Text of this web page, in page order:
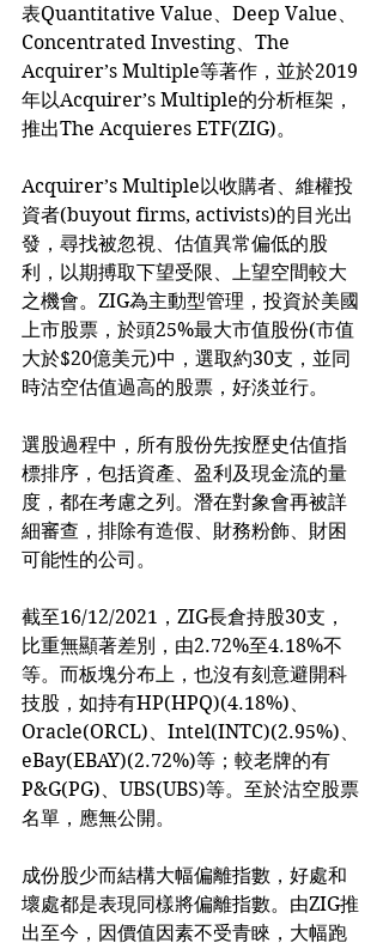
表Quantitative Value、Deep Value、
Concentrated Investing、The
Acquirer’s Multiple等著作，並於2019
年以Acquirer’s Multiple的分析框架，
推出The Acquieres ETF(ZIG)。
Acquirer’s Multiple以收購者、維權投
資者(buyout firms, activists)的目光出
發，尋找被忽視、估值異常偏低的股
利，以期搏取下望受限、上望空間較大
之機會。ZIG為主動型管理，投資於美國
上市股票，於頭25%最大市值股份(市值
大於$20億美元)中，選取約30支，並同
時沽空估值過高的股票，好淡並行。
選股過程中，所有股份先按歷史估值指
標排序，包括資產、盈利及現金流的量
度，都在考慮之列。潛在對象會再被詳
細審查，排除有造假、財務粉飾、財困
可能性的公司。
截至16/12/2021，ZIG長倉持股30支，
比重無顯著差別，由2.72%至4.18%不
等。而板塊分布上，也沒有刻意避開科
技股，如持有HP(HPQ)(4.18%)、
Oracle(ORCL)、Intel(INTC)(2.95%)、
eBay(EBAY)(2.72%)等；較老牌的有
P&G(PG)、UBS(UBS)等。至於沽空股票
名單，應無公開。
成份股少而結構大幅偏離指數，好處和
壞處都是表現同樣將偏離指數。由ZIG推
出至今，因價值因素不受青睞，大幅跑